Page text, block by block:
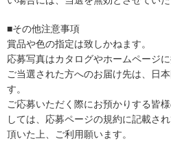
■その他注意事項
賞品や色の指定は致しかねます。
応募写真はカタログやホームページ
ご当選された方へのお届け先は、日
す。
ご応募いただく際にお預かりする皆
しては、応募ページの規約に記載さ
頂いた上、ご利用願います。